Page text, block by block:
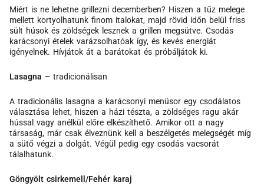
Miért is ne lehetne grillezni decemberben? Hiszen a tűz melege
mellett kortyolhatunk finom italokat, majd rövid időn belül friss
sült húsok és zöldségek lesznek a grillen megsütve. Csodás
karácsonyi ételek varázsolhatóak így, és kevés energiát
igényelnek. Hívjátok át a barátokat és próbáljátok ki.
Lasagna – tradicionálisan
A tradicionális lasagna a karácsonyi menüsor egy csodálatos
választása lehet, hiszen a házi tészta, a zöldséges ragu akár
hússal vagy anélkül előre elkészíthető. Amikor ott a nagy
társaság, már csak élveznünk kell a beszélgetés melegségét míg
a sütő végzi a dolgát. Végül pedig egy csodás vacsorát
tálalhatunk.
Göngyölt csirkemell/Fehér karaj